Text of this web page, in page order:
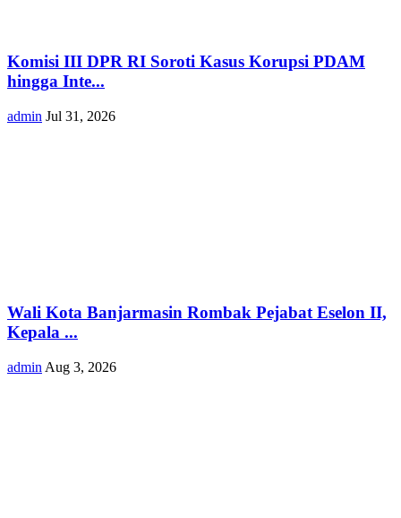
Komisi III DPR RI Soroti Kasus Korupsi PDAM
hingga Inte...
admin Jul 31, 2026
Wali Kota Banjarmasin Rombak Pejabat Eselon II,
Kepala ...
admin Aug 3, 2026